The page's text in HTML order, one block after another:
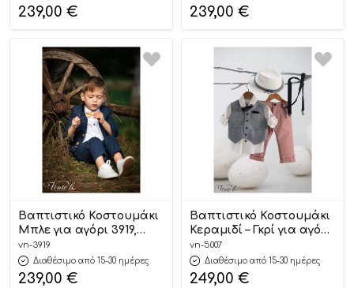
239,00 € 239,00 €
Βαπτιστικό Κοστουμάκι
Μπλε για αγόρι 3919,
Vinteli
vn-3919
Διαθέσιμο από 15-30 ημέρες
239,00 €
Βαπτιστικό Κοστουμάκι
Κεραμιδί – Γκρί για αγόρι
5007, Vinteli
vn-5007
Διαθέσιμο από 15-30 ημέρες
249,00 €